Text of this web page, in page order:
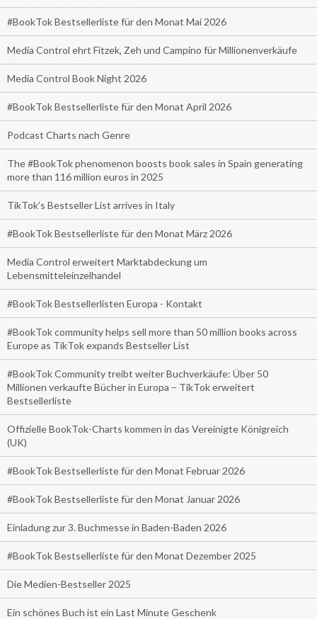
#BookTok Bestsellerliste für den Monat Mai 2026
Media Control ehrt Fitzek, Zeh und Campino für Millionenverkäufe
Media Control Book Night 2026
#BookTok Bestsellerliste für den Monat April 2026
Podcast Charts nach Genre
The #BookTok phenomenon boosts book sales in Spain generating
more than 116 million euros in 2025
TikTok’s Bestseller List arrives in Italy
#BookTok Bestsellerliste für den Monat März 2026
Media Control erweitert Marktabdeckung um
Lebensmitteleinzelhandel
#BookTok Bestsellerlisten Europa - Kontakt
#BookTok community helps sell more than 50 million books across
Europe as TikTok expands Bestseller List
#BookTok Community treibt weiter Buchverkäufe: Über 50
Millionen verkaufte Bücher in Europa – TikTok erweitert
Bestsellerliste
Offizielle BookTok-Charts kommen in das Vereinigte Königreich
(UK)
#BookTok Bestsellerliste für den Monat Februar 2026
#BookTok Bestsellerliste für den Monat Januar 2026
Einladung zur 3. Buchmesse in Baden-Baden 2026
#BookTok Bestsellerliste für den Monat Dezember 2025
Die Medien-Bestseller 2025
Ein schönes Buch ist ein Last Minute Geschenk